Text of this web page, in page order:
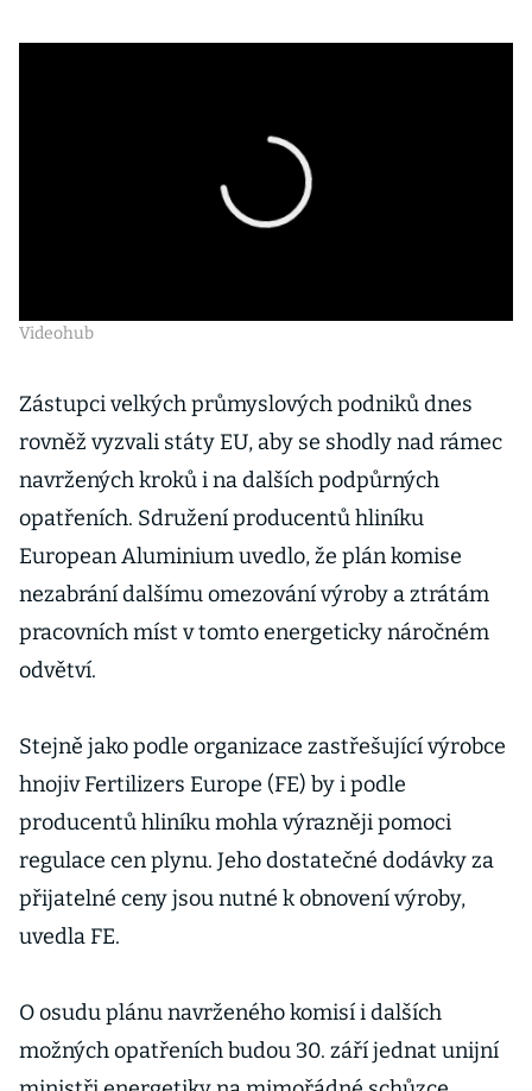
Videohub
Zástupci velkých průmyslových podniků dnes
rovněž vyzvali státy EU, aby se shodly nad rámec
navržených kroků i na dalších podpůrných
opatřeních. Sdružení producentů hliníku
European Aluminium uvedlo, že plán komise
nezabrání dalšímu omezování výroby a ztrátám
pracovních míst v tomto energeticky náročném
odvětví.
Stejně jako podle organizace zastřešující výrobce
hnojiv Fertilizers Europe (FE) by i podle
producentů hliníku mohla výrazněji pomoci
regulace cen plynu. Jeho dostatečné dodávky za
přijatelné ceny jsou nutné k obnovení výroby,
uvedla FE.
O osudu plánu navrženého komisí i dalších
možných opatřeních budou 30. září jednat unijní